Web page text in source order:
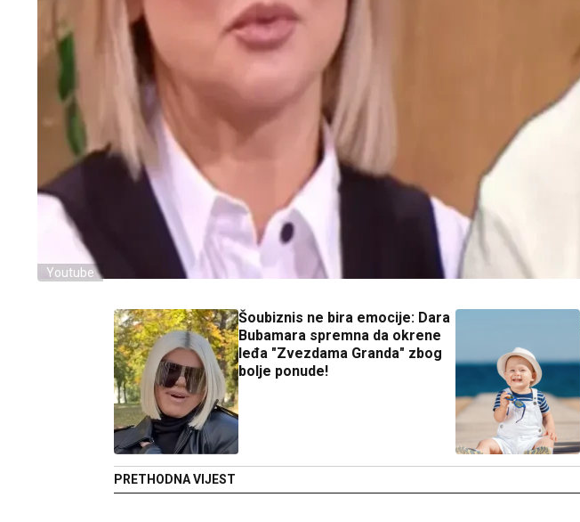
Youtube
Šoubiznis ne bira emocije: Dara
Bubamara spremna da okrene
leđa "Zvezdama Granda" zbog
bolje ponude!
PRETHODNA VIJEST